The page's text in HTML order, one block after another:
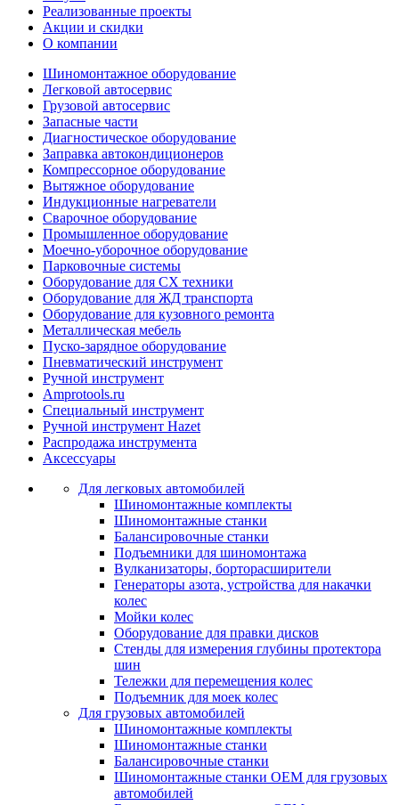
Реализованные проекты
Акции и скидки
О компании
Шиномонтажное оборудование
Легковой автосервис
Грузовой автосервис
Запасные части
Диагностическое оборудование
Заправка автокондиционеров
Компрессорное оборудование
Вытяжное оборудование
Индукционные нагреватели
Сварочное оборудование
Промышленное оборудование
Моечно-уборочное оборудование
Парковочные системы
Оборудование для СХ техники
Оборудование для ЖД транспорта
Оборудование для кузовного ремонта
Металлическая мебель
Пуско-зарядное оборудование
Пневматический инструмент
Ручной инструмент
Amprotools.ru
Специальный инструмент
Ручной инструмент Hazet
Распродажа инструмента
Аксессуары
Для легковых автомобилей
Шиномонтажные комплекты
Шиномонтажные станки
Балансировочные станки
Подъемники для шиномонтажа
Вулканизаторы, борторасширители
Генераторы азота, устройства для накачки
колес
Мойки колес
Оборудование для правки дисков
Стенды для измерения глубины протектора
шин
Тележки для перемещения колес
Подъемник для моек колеc
Для грузовых автомобилей
Шиномонтажные комплекты
Шиномонтажные станки
Балансировочные станки
Шиномонтажные станки ОЕМ для грузовых
автомобилей